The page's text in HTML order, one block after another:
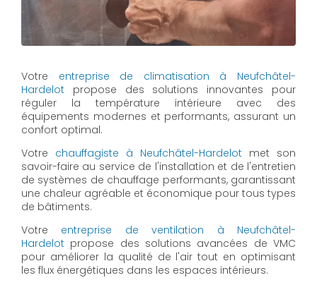
Votre entreprise de climatisation à Neufchâtel-
Hardelot propose des solutions innovantes pour
réguler la température intérieure avec des
équipements modernes et performants, assurant un
confort optimal.
Votre chauffagiste à Neufchâtel-Hardelot met son
savoir-faire au service de l'installation et de l'entretien
de systèmes de chauffage performants, garantissant
une chaleur agréable et économique pour tous types
de bâtiments.
Votre entreprise de ventilation à Neufchâtel-
Hardelot propose des solutions avancées de VMC
pour améliorer la qualité de l'air tout en optimisant
les flux énergétiques dans les espaces intérieurs.